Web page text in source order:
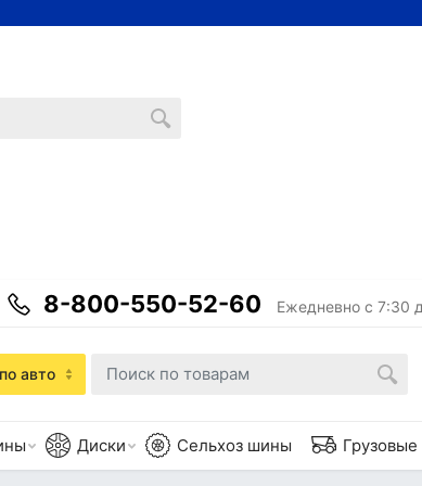
8-800-550-52-60 Ежедневно с 7:30
Диски Сельхоз шины
авто